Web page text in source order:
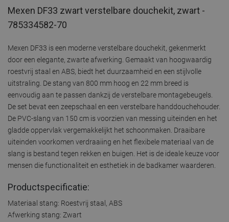
Mexen DF33 zwart verstelbare douchekit, zwart -
785334582-70
Mexen DF33 is een moderne verstelbare douchekit, gekenmerkt
door een elegante, zwarte afwerking. Gemaakt van hoogwaardig
roestvrij staal en ABS, biedt het duurzaamheid en een stijlvolle
uitstraling. De stang van 800 mm hoog en 22 mm breed is
eenvoudig aan te passen dankzij de verstelbare montagebeugels.
De set bevat een zeepschaal en een verstelbare handdouchehouder.
De PVC-slang van 150 cm is voorzien van messing uiteinden en het
gladde oppervlak vergemakkelijkt het schoonmaken. Draaibare
uiteinden voorkomen verdraaiing en het flexibele materiaal van de
slang is bestand tegen rekken en buigen. Het is de ideale keuze voor
mensen die functionaliteit en esthetiek in de badkamer waarderen.
Productspecificatie:
Materiaal stang: Roestvrij staal, ABS
Afwerking stang: Zwart